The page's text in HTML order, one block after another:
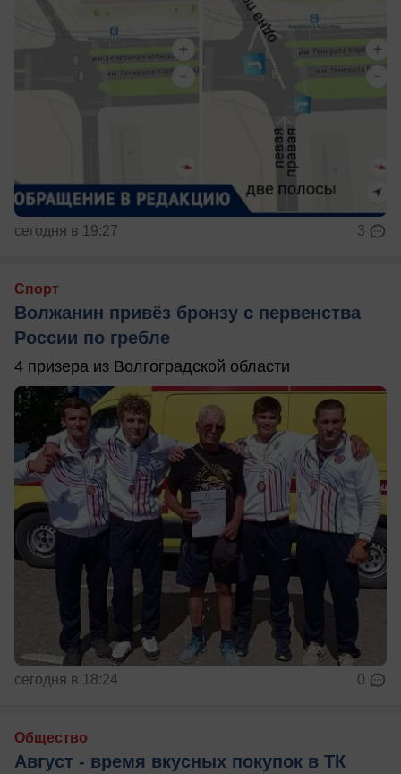
сегодня в 19:27 3
Спорт
Волжанин привёз бронзу с первенства
России по гребле
4 призера из Волгоградской области
сегодня в 18:24 0
Общество
Август - время вкусных покупок в ТК